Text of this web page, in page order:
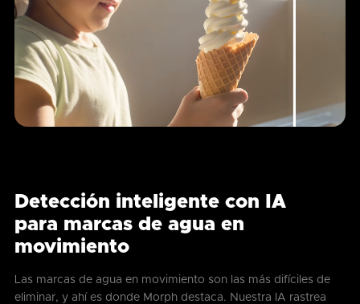
Detección inteligente con IA
para marcas de agua en
movimiento
Las marcas de agua en movimiento son las más difíciles de
eliminar, y ahí es donde Morph destaca. Nuestra IA rastrea